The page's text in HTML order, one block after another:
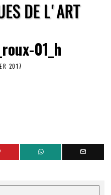
01_h
2017